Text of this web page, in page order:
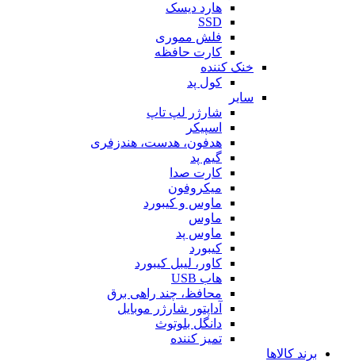
هارد دیسک
SSD
فلش مموری
کارت حافظه
خنک کننده
کول پد
سایر
شارژر لپ تاپ
اسپیکر
هدفون، هدست، هندزفری
گیم پد
کارت صدا
میکروفون
ماوس و کیبورد
ماوس
ماوس پد
کیبورد
کاور، لیبل کیبورد
هاب USB
محافظ، چند راهی برق
آداپتور شارژر موبایل
دانگل بلوتوث
تمیز کننده
برند کالاها